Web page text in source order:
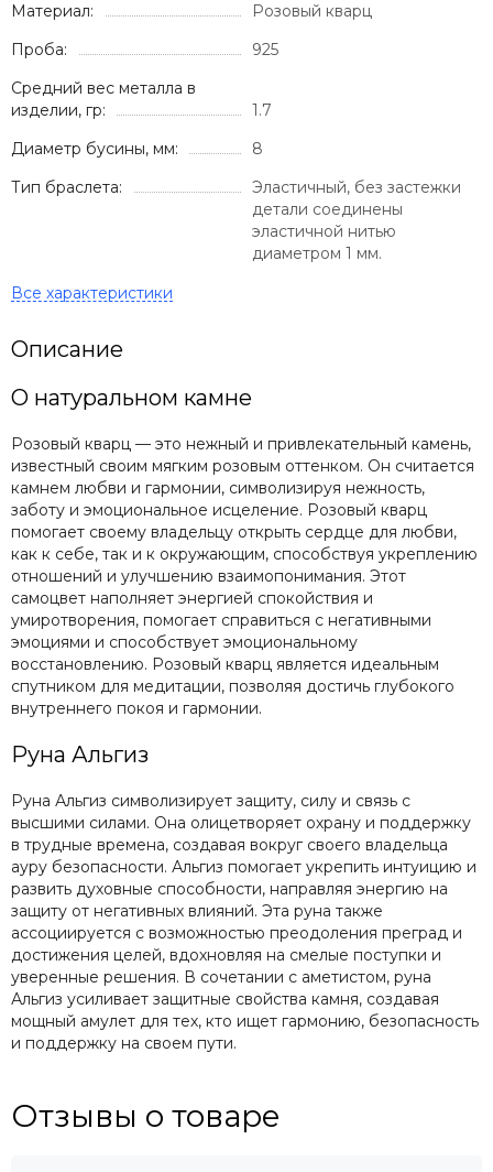
Материал:
Розовый кварц
Проба:
925
Средний вес металла в
изделии, гр:
1.7
Диаметр бусины, мм:
8
Тип браслета:
Эластичный, без застежки
детали соединены
эластичной нитью
диаметром 1 мм.
Описание
О натуральном камне
Розовый кварц — это нежный и привлекательный камень,
известный своим мягким розовым оттенком. Он считается
камнем любви и гармонии, символизируя нежность,
заботу и эмоциональное исцеление. Розовый кварц
помогает своему владельцу открыть сердце для любви,
как к себе, так и к окружающим, способствуя укреплению
отношений и улучшению взаимопонимания. Этот
самоцвет наполняет энергией спокойствия и
умиротворения, помогает справиться с негативными
эмоциями и способствует эмоциональному
восстановлению. Розовый кварц является идеальным
спутником для медитации, позволяя достичь глубокого
внутреннего покоя и гармонии.
Руна Альгиз
Руна Альгиз символизирует защиту, силу и связь с
высшими силами. Она олицетворяет охрану и поддержку
в трудные времена, создавая вокруг своего владельца
ауру безопасности. Альгиз помогает укрепить интуицию и
развить духовные способности, направляя энергию на
защиту от негативных влияний. Эта руна также
ассоциируется с возможностью преодоления преград и
достижения целей, вдохновляя на смелые поступки и
уверенные решения. В сочетании с аметистом, руна
Альгиз усиливает защитные свойства камня, создавая
мощный амулет для тех, кто ищет гармонию, безопасность
и поддержку на своем пути.
Отзывы о товаре